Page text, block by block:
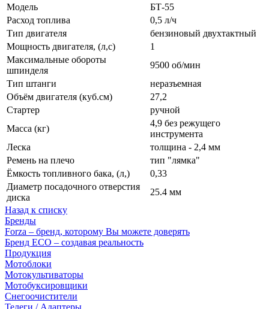
Модель
БТ-55
Расход топлива
0,5 л/ч
Тип двигателя
бензиновый двухтактный
Мощность двигателя, (л,с)
1
Максимальные обороты
шпинделя
9500 об/мин
Тип штанги
неразъемная
Объём двигателя (куб.см)
27,2
Стартер
ручной
Масса (кг)
4,9 без режущего
инструмента
Леска
толщина - 2,4 мм
Ремень на плечо
тип "лямка"
Ёмкость топливного бака, (л,)
0,33
Диаметр посадочного отверстия
диска
25.4 мм
Назад к списку
Бренды
Forza – бренд, которому Вы можете доверять
Бренд ECO – создавая реальность
Продукция
Мотоблоки
Мотокультиваторы
Мотобуксировщики
Снегоочистители
Телеги / Адаптеры